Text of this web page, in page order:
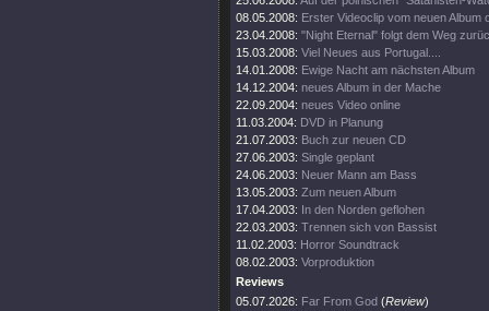
08.05.2008: Erster Videoclip vom neuen Album
23.04.2008: "Night Eternal" folgt dem Weg
15.03.2008: Viel Neues aus Portugal....
14.01.2008: Ewige Nacht am nächsten Album
14.12.2004: neues Album in der Mache
22.09.2004: neues Video online
11.03.2004: DVD in Planung
21.07.2003: Buch zur neuen CD
27.06.2003: Single geplant
24.06.2003: Neuer Mann am Bass
13.05.2003: Zum neuen Album
17.04.2003: In den Norden geflohen
22.03.2003: Trennen sich von Bassist
11.02.2003: Horror Soundtrack
08.02.2003: Vorproduktion
Reviews
05.07.2026: Far From God (Review)